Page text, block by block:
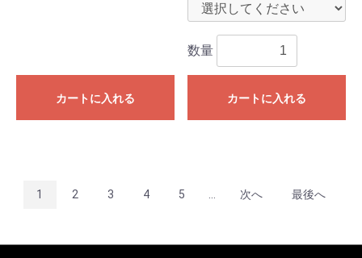
カートに入れる
数量
カートに入れる
1 2 3 4 5 次へ 最後へ